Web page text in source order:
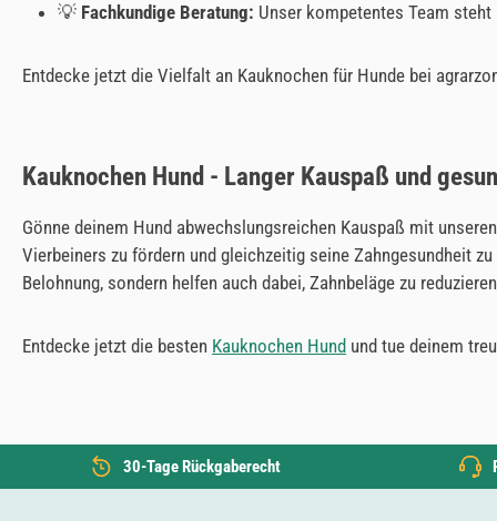
💡 Fachkundige Beratung: Unser kompetentes Team
Entdecke jetzt die Vielfalt an Kauknochen für Hunde bei
Kauknochen Hund - Langer Kauspaß und
Gönne deinem Hund abwechslungsreichen Kauspaß mit
Vierbeiners zu fördern und gleichzeitig seine Zahngesundheit
Belohnung, sondern helfen auch dabei, Zahnbeläge zu
Entdecke jetzt die besten Kauknochen Hund und tue deinem
30-Tage Rückgaberecht